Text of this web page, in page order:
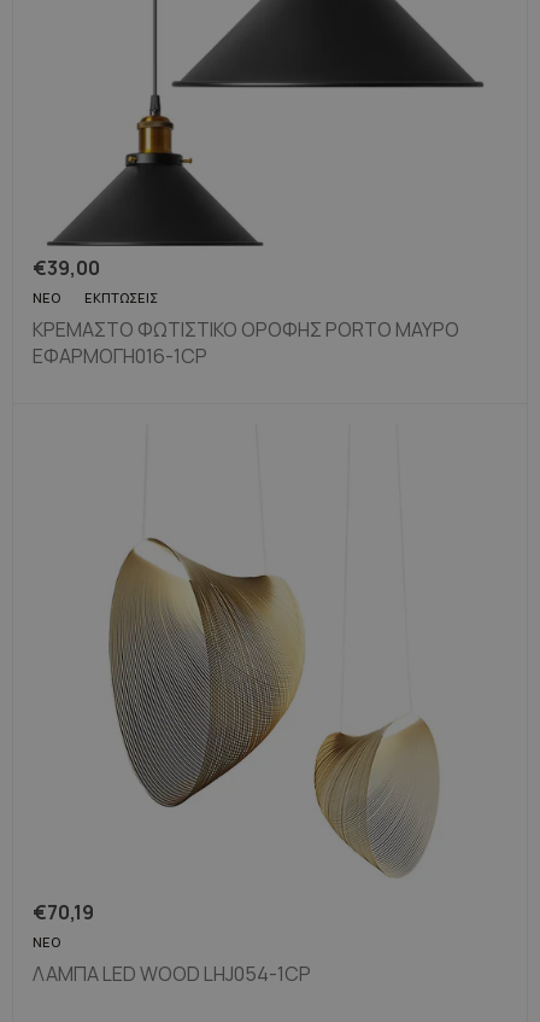
€39,00
ΝΈΟ ΕΚΠΤΏΣΕΙΣ
ΚΡΕΜΑΣΤΟ ΦΩΤΙΣΤΙΚΟ ΟΡΟΦΗΣ PORTO ΜΑΥΡΟ
ΕΦΑΡΜΟΓΗ016-1CP
€70,19
ΝΈΟ
ΛΆΜΠΑ LED WOOD LHJ054-1CP